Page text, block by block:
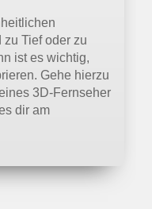
Tief oder zu
ist es wichtig,
Gehe hierzu
3D-Fernseher
dir am